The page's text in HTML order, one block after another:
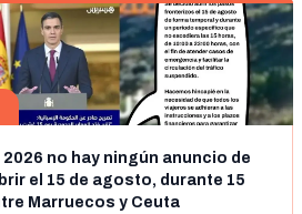
2026 no hay ningún anuncio de
el 15 de agosto, durante 15
Marruecos y Ceuta